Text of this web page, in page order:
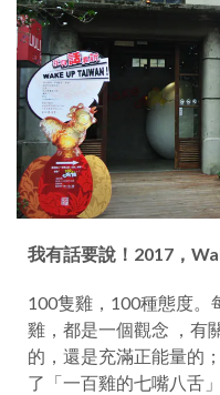
我有話要說！2017 ，
100隻雞，100種態度。
雞，都是一個觀念 ，有
的，還是充滿正能量的
了「一百雞的七嘴八舌」